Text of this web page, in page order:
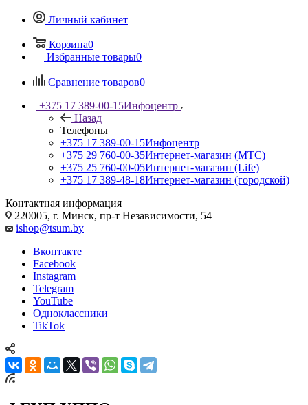
Личный кабинет
Корзина0
Избранные товары0
Сравнение товаров0
+375 17 389-00-15Инфоцентр
Назад
Телефоны
+375 17 389-00-15Инфоцентр
+375 29 760-00-35Интернет-магазин (МТС)
+375 25 760-00-05Интернет-магазин (Life)
+375 17 389-48-18Интернет-магазин (городской)
Контактная информация
220005, г. Минск, пр-т Независимости, 54
ishop@tsum.by
Вконтакте
Facebook
Instagram
Telegram
YouTube
Одноклассники
TikTok